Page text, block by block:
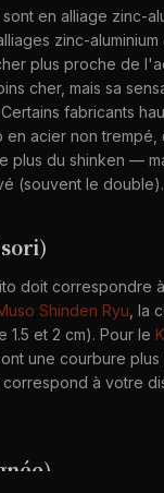
en alliage zinc-
zinc-
plus proche de
cher, mais sa
fabricants
acier non trempé,
plus du shinken —
(souvent le double).
doit correspondre
Shinden Ryu , la
1.5 et 2 cm). Pour le
une courbure
à votre